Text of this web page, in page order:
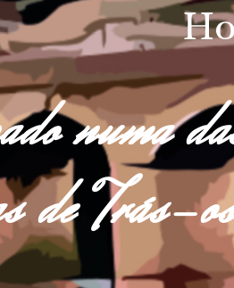
numa
de Trás-